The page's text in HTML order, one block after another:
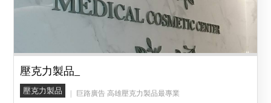
壓克力製品_
壓克力製品 巨路廣告 高雄壓克力製品最專業